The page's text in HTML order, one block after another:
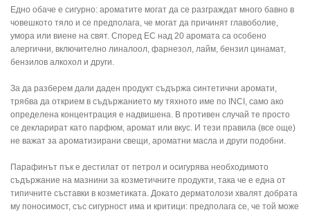
Едно обаче е сигурно: ароматите могат да се разграждат много бавно в
човешкото тяло и се предполага, че могат да причинят главоболие,
умора или виене на свят. Според ЕС над 20 аромата са особено
алергични, включително линалоол, фарнезол, лайм, бензил цинамат,
бензилов алкохол и други.
За да разберем дали даден продукт съдържа синтетични аромати,
трябва да открием в съдържанието му тяхното име по INCI, само ако
определена концентрация е надвишена. В противен случай те просто
се декларират като парфюм, аромат или вкус. И тези правила (все още)
не важат за ароматизирани свещи, ароматни масла и други подобни.
Парафинът пък е дестилат от петрол и осигурява необходимото
съдържание на мазнини за козметичните продукти, така че е една от
типичните съставки в козметиката. Докато дерматолози хвалят добрата
му поносимост, със сигурност има и критици: предполага се, че той може